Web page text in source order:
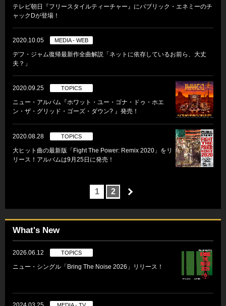
テレビ朝日『フリースタイルティーチャー』にパブリック・エネミーのチ
ャックDが登場！
2020.10.05 MEDIA - WEB
デフ・ジャム復帰最新作全曲解説「ネットに依存しているお前ら、大丈
夫？」
2020.09.25 TOPICS
ニュー・アルバム『ホワット・ユー・ゴナ・ドゥ・ホエ
ン・ザ・グリッド・ゴーズ・ダウン? 』発売！
2020.08.28 TOPICS
大ヒット曲の最新版「Fight The Power: Remix 2020」をリ
リース！アルバムは9月25日に発売！
1 2
What's New
2026.06.12 TOPICS
ニュー・シングル「Bring The Noise 2026」リリース！